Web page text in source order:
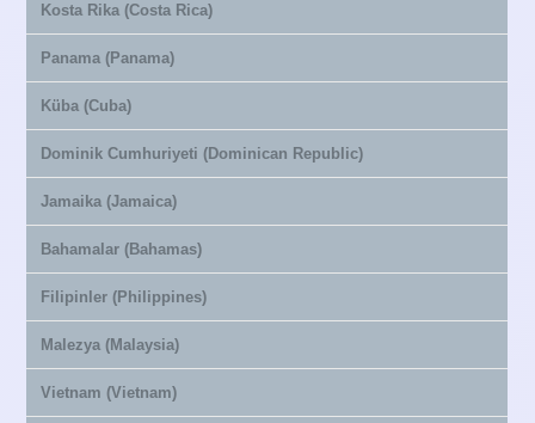
Kosta Rika (Costa Rica)
Panama (Panama)
Küba (Cuba)
Dominik Cumhuriyeti (Dominican Republic)
Jamaika (Jamaica)
Bahamalar (Bahamas)
Filipinler (Philippines)
Malezya (Malaysia)
Vietnam (Vietnam)